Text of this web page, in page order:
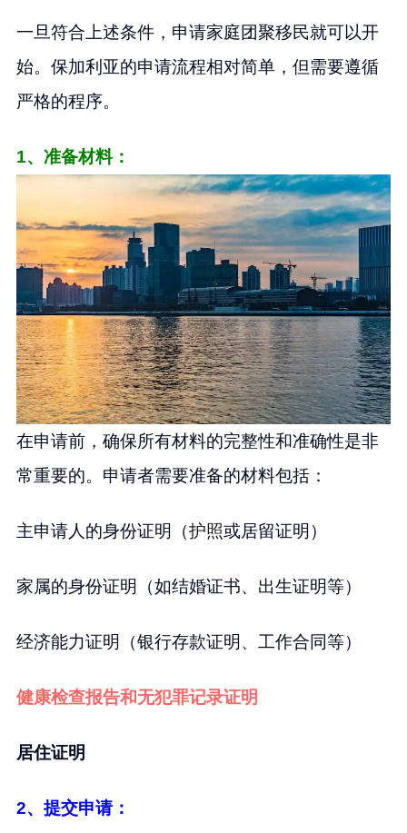
一旦符合上述条件，申请家庭团聚移民就可以开
始。保加利亚的申请流程相对简单，但需要遵循
严格的程序。
1、准备材料：
在申请前，确保所有材料的完整性和准确性是非
常重要的。申请者需要准备的材料包括：
主申请人的身份证明（护照或居留证明）
家属的身份证明（如结婚证书、出生证明等）
经济能力证明（银行存款证明、工作合同等）
健康检查报告和无犯罪记录证明
居住证明
2、提交申请：